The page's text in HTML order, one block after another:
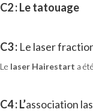
C2 : Le tatouage
C3 : Le laser
Le laser Hairestart a
C4 : L’association